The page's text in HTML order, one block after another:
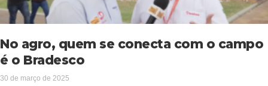
No agro, quem se conecta com o campo
é o Bradesco
30 de março de 2025